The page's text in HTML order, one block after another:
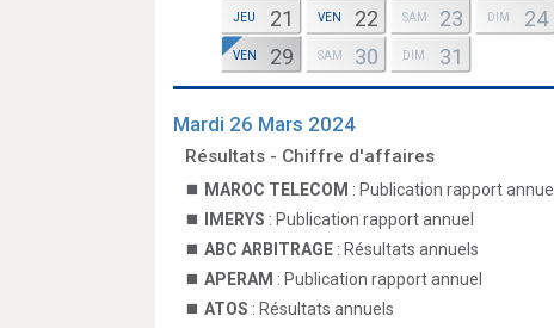
JEU 21 VEN 22 SAM 23 DIM 24
VEN 29 SAM 30 DIM 31
Mardi 26 Mars 2024
Résultats - Chiffre d'affaires
MAROC TELECOM : Publication rapport annuel
IMERYS : Publication rapport annuel
ABC ARBITRAGE : Résultats annuels
APERAM : Publication rapport annuel
ATOS : Résultats annuels